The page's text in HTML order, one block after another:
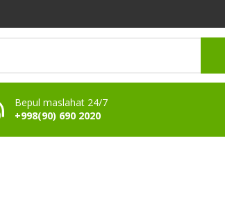
Bepul maslahat 24/7
+998(90) 690 2020